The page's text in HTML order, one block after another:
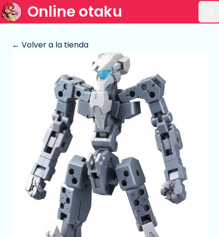
Online otaku
← Volver a la tienda